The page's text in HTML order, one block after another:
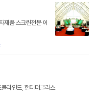
제품 스크린전문 에
라인드, 헌터더글라스